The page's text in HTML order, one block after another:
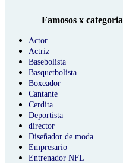
Famosos x categoria
Actor
Actriz
Basebolista
Basquetbolista
Boxeador
Cantante
Cerdita
Deportista
director
Diseñador de moda
Empresario
Entrenador NFL